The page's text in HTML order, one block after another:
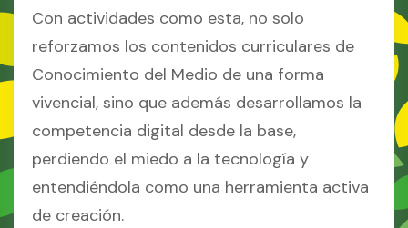
Con actividades como esta, no solo
reforzamos los contenidos curriculares de
Conocimiento del Medio de una forma
vivencial, sino que además desarrollamos la
competencia digital desde la base,
perdiendo el miedo a la tecnología y
entendiéndola como una herramienta activa
de creación.